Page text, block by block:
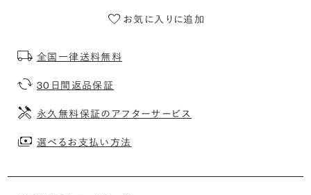
お気に入りに追加
全国一律送料無料
30日間返品保証
永久無料保証のアフターサービス
選べるお支払い方法